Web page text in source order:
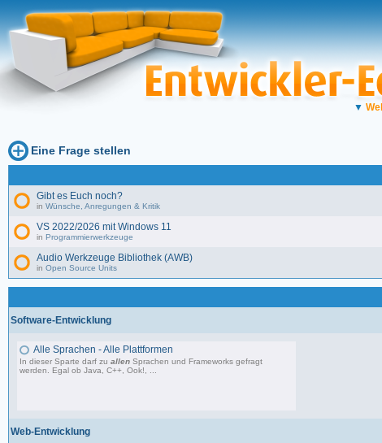
▼
Eine Frage stellen
Gibt es Euch noch?
in Wünsche, Anregungen & Kritik
VS 2022/2026 mit Windows 11
in Programmierwerkzeuge
Audio Werkzeuge Bibliothek (AWB)
in Open Source Units
Software-Entwicklung
Alle Sprachen - Alle Plattformen
In dieser Sparte darf zuallen Sprachen und Frameworks gefragt
werden. Egal ob Java, C++, Ook!, ...
Web-Entwicklung